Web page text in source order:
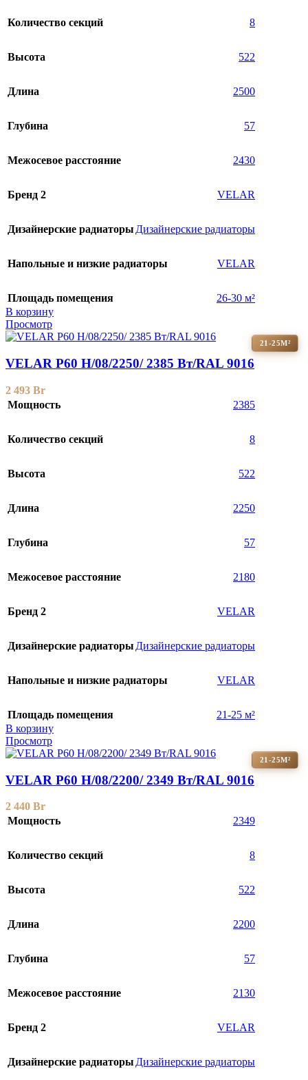
Количество секций 8
Высота 522
Длина 2500
Глубина 57
Межосевое расстояние 2430
Бренд 2 VELAR
Дизайнерские радиаторыДизайнерские радиаторы
Напольные и низкие радиаторы VELAR
Площадь помещения
26-30 м²
В корзину
Просмотр
21-25М²
VELAR P60 H/08/2250/ 2385 Bт/RAL 9016
2 493 Br
Мощность
2385
Количество секций 8
Высота 522
Длина 2250
Глубина 57
Межосевое расстояние 2180
Бренд 2 VELAR
Дизайнерские радиаторы Дизайнерские радиаторы
Напольные и низкие радиаторы VELAR
Площадь помещения
21-25 м²
В корзину
Просмотр
21-25М²
VELAR P60 H/08/2200/ 2349 Bт/RAL 9016
2 440 Br
Мощность
2349
Количество секций 8
Высота 522
Длина 2200
Глубина 57
Межосевое расстояние 2130
Бренд 2 VELAR
Дизайнерские радиаторы Дизайнерские радиаторы